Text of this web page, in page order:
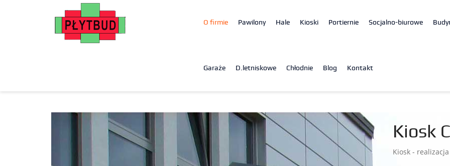
O firmie Pawilony Hale Kioski Portiernie Socjalno-biurowe
Garaże D.letniskowe Chłodnie Blog Kontakt
Kiosk C
Kiosk -